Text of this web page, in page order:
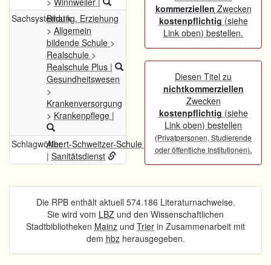
SachsystematikBildung. Erziehung
> Allgemein
bildende Schule >
Realschule >
Realschule Plus |
Gesundheitswesen
>
Krankenversorgung
> Krankenpflege |
SchlagwörterAlbert-Schweitzer-Schule (Winnweiler)
| Sanitätsdienst
kommerziellen Zwecken
kostenpflichtig (siehe
Link oben) bestellen.
Diesen Titel zu
nichtkommerziellen
Zwecken
kostenpflichtig (siehe
Link oben) bestellen
(Privatpersonen, Studierende
oder öffentliche Institutionen).
Die RPB enthält aktuell 574.186 Literaturnachweise.
Sie wird vom LBZ und den Wissenschaftlichen
Stadtbibliotheken Mainz und Trier in Zusammenarbeit mit
dem hbzherausgegeben.